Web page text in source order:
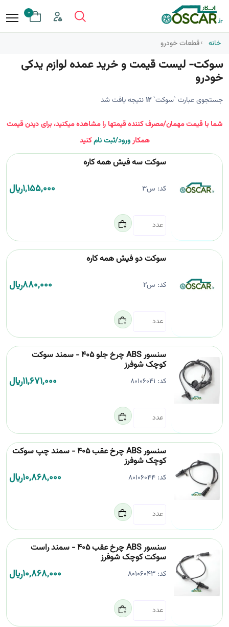
0
خانه قطعات خودرو
سوکت- لیست قیمت و خرید عمده لوازم یدکی
خودرو
جستجوی عبارت `سوکت`12نتیجه یافت شد
شما با قیمت مهمان/مصرف کننده قیمتها را مشاهده میکنید، برای دیدن قیمت
همکارورود/ثبت نامکنید
سوکت سه فیش همه کاره
کد: س3 1,155,000﷼
سوکت دو فیش همه کاره
کد: س2 880,000﷼
سنسور ABS چرخ جلو 405 - سمند سوکت
کوچک شوفرز
کد: 80106041
11,671,000﷼
سنسور ABS چرخ عقب 405 - سمند چپ سوکت
کوچک شوفرز
کد:80106044
10,868,000﷼
سنسور ABS چرخ عقب 405 - سمند راست
سوکت کوچک شوفرز
کد:80106043
10,868,000﷼